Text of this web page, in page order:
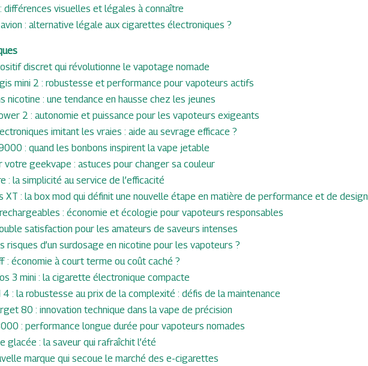
différences visuelles et légales à connaître
: alternative légale aux cigarettes électroniques ?
discret qui révolutionne le vapotage nomade
mini 2 : robustesse et performance pour vapoteurs actifs
nicotine : une tendance en hausse chez les jeunes
2 : autonomie et puissance pour les vapoteurs exigeants
imitant les vraies : aide au sevrage efficace ?
: quand les bonbons inspirent la vape jetable
votre geekvape : astuces pour changer sa couleur
: la simplicité au service de l’efficacité
XT : la box mod qui définit une nouvelle étape en matière de performance et de design
: économie et écologie pour vapoteurs responsables
satisfaction pour les amateurs de saveurs intenses
risques d’un surdosage en nicotine pour les vapoteurs ?
: économie à court terme ou coût caché ?
3 mini : la cigarette électronique compacte
: la robustesse au prix de la complexité : défis de la maintenance
80 : innovation technique dans la vape de précision
: performance longue durée pour vapoteurs nomades
glacée : la saveur qui rafraîchit l’été
marque qui secoue le marché des e-cigarettes